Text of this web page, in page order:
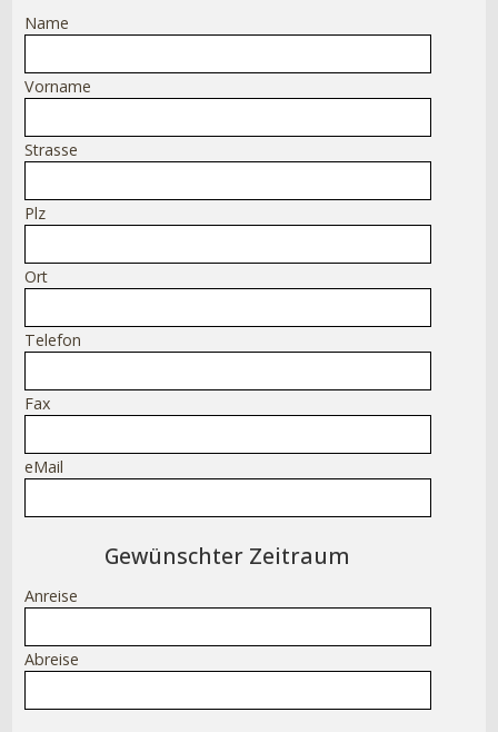
Name
Vorname
Strasse
Plz
Ort
Telefon
Fax
eMail
Gewünschter Zeitraum
Anreise
Abreise